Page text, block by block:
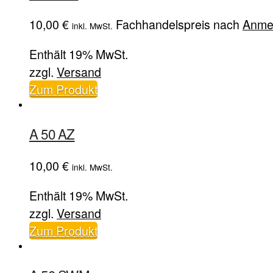
10,00 € inkl. MwSt. Fachhandelspreis nach
Enthält 19% MwSt.
zzgl. Versand
Zum Produkt
A 50 AZ
10,00 € inkl. MwSt.
Enthält 19% MwSt.
zzgl. Versand
Zum Produkt